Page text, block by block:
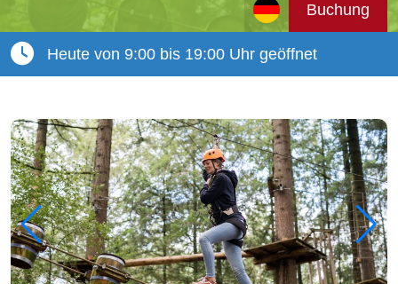
Buchung
Heute von 9:00 bis 19:00 Uhr geöffnet